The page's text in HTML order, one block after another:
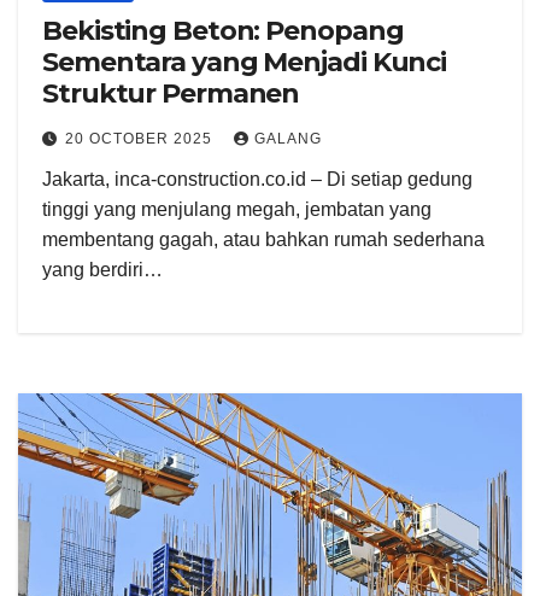
Bekisting Beton: Penopang
Sementara yang Menjadi Kunci
Struktur Permanen
20 OCTOBER 2025 GALANG
Jakarta, inca-construction.co.id – Di setiap gedung
tinggi yang menjulang megah, jembatan yang
membentang gagah, atau bahkan rumah sederhana
yang berdiri…